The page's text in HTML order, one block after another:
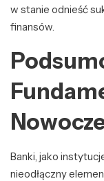
w stanie odnieść
finansów.
Banki, jako
nieodłączny